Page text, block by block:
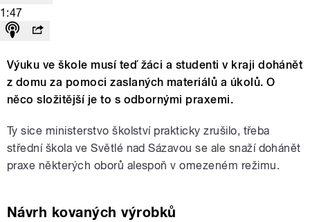
1:47
Výuku ve škole musí teď žáci a studenti v kraji dohánět
z domu za pomoci zaslaných materiálů a úkolů. O
něco složitější je to s odbornými praxemi.
Ty sice ministerstvo školství prakticky zrušilo, třeba
střední škola ve Světlé nad Sázavou se ale snaží dohánět
praxe některých oborů alespoň v omezeném režimu.
Návrh kovaných výrobků